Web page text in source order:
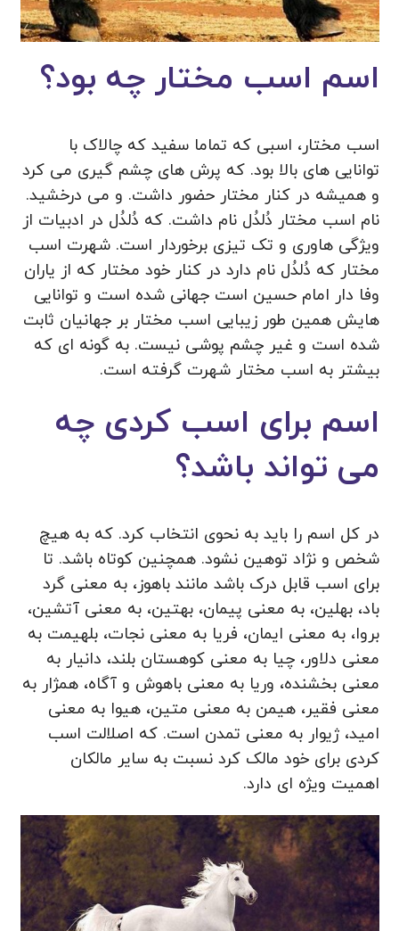
اسم اسب مختار چه بود؟
اسب مختار، اسبی که تماما سفید که چالاک با
توانایی های بالا بود. که پرش های چشم گیری می کرد
و همیشه در کنار مختار حضور داشت. و می درخشید.
نام اسب مختار دُلدُل نام داشت. که دُلدُل در ادبیات از
ویژگی هاوری و تک تیزی برخوردار است. شهرت اسب
مختار که دُلدُل نام دارد در کنار خود مختار که از یاران
وفا دار امام حسین است جهانی شده است و توانایی
هایش همین طور زیبایی اسب مختار بر جهانیان ثابت
شده است و غیر چشم پوشی نیست. به گونه ای که
بیشتر به اسب مختار شهرت گرفته است.
اسم برای اسب کردی چه
می تواند باشد؟
در کل اسم را باید به نحوی انتخاب کرد. که به هیچ
شخص و نژاد توهین نشود. همچنین کوتاه باشد. تا
برای اسب قابل درک باشد مانند باهوز، به معنی گرد
باد، بهلین، به معنی پیمان، بهتین، به معنی آتشین،
بروا، به معنی ایمان، فریا به معنی نجات، بلهیمت به
معنی دلاور، چیا به معنی کوهستان بلند، دانیار به
معنی بخشنده، وریا به معنی باهوش و آگاه، همژار به
معنی فقیر، هیمن به معنی متین، هیوا به معنی
امید، ژیوار به معنی تمدن است. که اصلالت اسب
کردی برای خود مالک کرد نسبت به سایر مالکان
اهمیت ویژه ای دارد.